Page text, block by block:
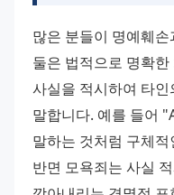
많은 분들이 명예훼
둘은 법적으로 명확
사실을 적시하여 타
말합니다. 예를 들어
말하는 것처럼 구체
반면 모욕죄는 사실